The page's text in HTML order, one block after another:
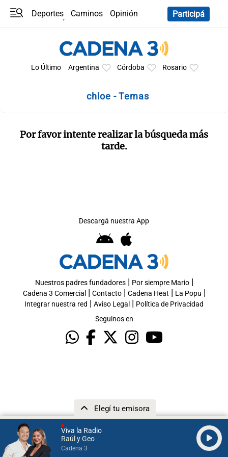
Viva la Radio
Raúl y Geo
Cadena 3
Elegí tu emisora
Deportes Caminos
Opinión
Participá
Lo Último Argentina Córdoba Rosario
chloe - Temas
Por favor intente realizar la búsqueda más
tarde.
Descargá nuestra App
Nuestros padres fundadores| Por siempre Mario|
Cadena 3 Comercial | Contacto| Cadena Heat | La Popu |
Integrar nuestra red | Aviso Legal | Política de Privacidad
Seguinos en